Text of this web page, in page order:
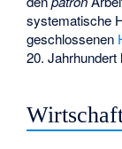
systematische
geschlossenen
20. Jahrhundert